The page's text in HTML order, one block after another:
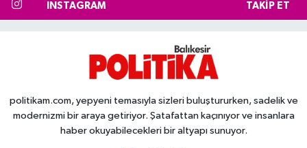
INSTAGRAM TAKIP ET
politikam.com, yepyeni temasıyla sizleri buluştururken, sadelik ve
modernizmi bir araya getiriyor. Şatafattan kaçınıyor ve insanlara
haber okuyabilecekleri bir altyapı sunuyor.